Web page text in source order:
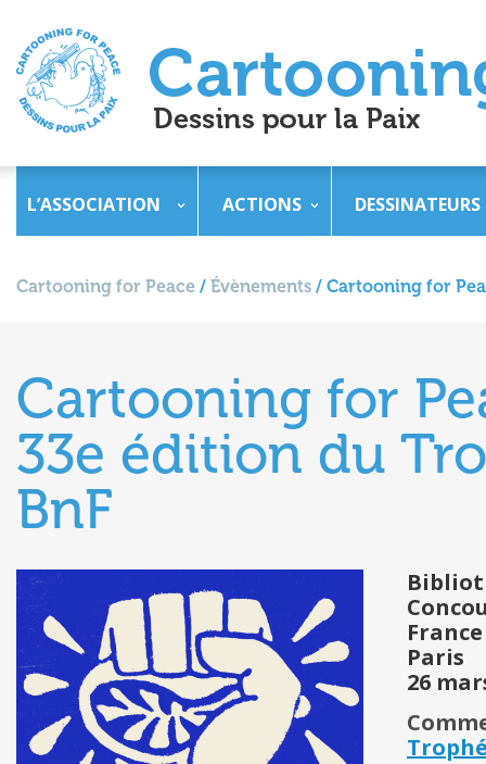
L’ASSOCIATION ACTIONS DESSINATEURS
Cartooning for Peace / Évènements / Cartooning for
Cartooning for
33e édition du
BnF
France
Paris
26